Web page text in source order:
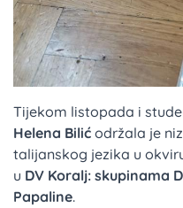
Tijekom listopada i
Helena Bilić održala je
talijanskog jezika u
u DV Koralj: skupinama
Papaline.